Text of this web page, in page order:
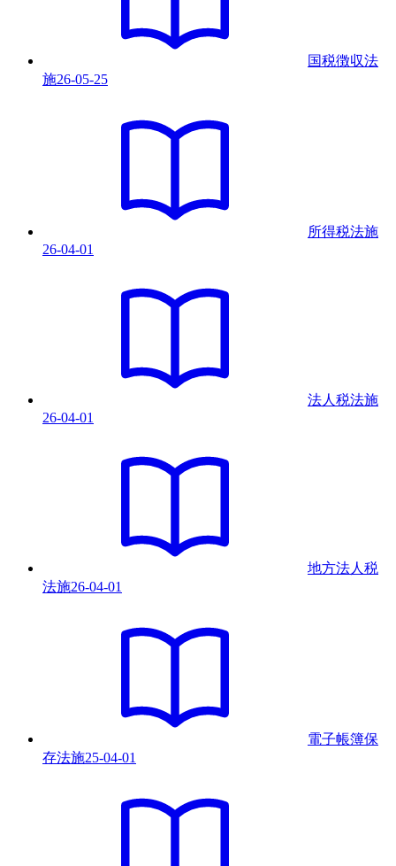
国税徴収法
施26-05-25
所得税法施
26-04-01
法人税法施
26-04-01
地方法人税
法施26-04-01
電子帳簿保
存法施25-04-01